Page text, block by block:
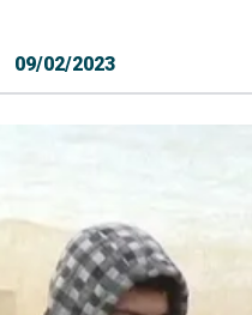
09/02/2023